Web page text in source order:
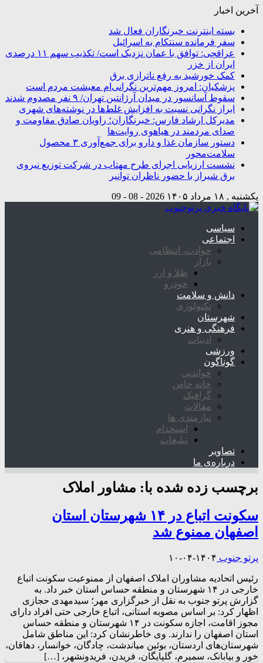
آخرین اخبار
بسته اینترنت خبرنگاران فعال شد
سفر فرمانده سنتکام به اسرائیل
عراقچی: توافق با عمان نزدیک است/ تکذیب سهم ۱۱ درصدی
ایران از خزر
کمک خورشید به رفع ناترازی برق
پزشکیان: امروز مهم‌ترین نگرانی‌ام معیشت مردم است
سقوط آسانسور در میدان آرژانتین تهران/ ۹ نفر مصدوم شدند
ابراز نگرانی نسبت به افزایش غلط‌ها در نوشته‌های شهری
مدیرکل ارشاد فارس: خبرنگاران؛ راویان صادق مقاومت و
صدای مردمند در هیاهوی روایت‌ها
دستور سازمان غذا و دارو برای جمع‌آوری ۳ محصول
سلامت‌محور
نشست ارزیابی اجرای طرح مهتاب در شرکت توزیع نیروی
برق شیراز با حضور ناظران توانیر
یکشنبه , ۱۸ مرداد ۱۴۰۵ 2026 - 08 - 09
سیاسی
اجتماعی
حوادث، انتظامی
بازار
طلا و ارز
خودرو
دانش و سلامت
تکنولوژی
شهرستان
فرهنگی و هنری
ادبیات
ورزشی
گوناگون
خواندنی
خانه خاص
گرافیک
مقالات
نیازمندی ها
استخدام
تبلیغات
تصاویر
درباره‌ی ما
برچسب زده شده با: مشاور املاک
سکونت اتباع در ۱۴ شهرستان استان
اصفهان ممنوع شد
پرتو جنوب ۱۴۰۴-۰۴-۱۰
رئیس اتحادیه مشاوران املاک اصفهان از ممنوعیت سکونت اتباع
خارجی در ۱۴ شهرستان و منطقه حساس استان خبر داد. به
گزارش پرتو جنوب به نقل از خبرگزاری مهر؛ سیدمهدی حجازی
اظهار کرد: بر اساس مصوبه استانی، اتباع خارجی حتی افراد دارای
مجوز اقامت، اجازه سکونت در ۱۴ شهرستان و منطقه حساس
استان اصفهان را ندارند. وی خاطرنشان کرد: این مناطق شامل
شهرستان‌های اردستان، بوئین میاندشت، چادگان، خوانسار، دهاقان،
خور و بیابانک، سمیرم، گلپایگان، فریدن، فریدونشهر، […]